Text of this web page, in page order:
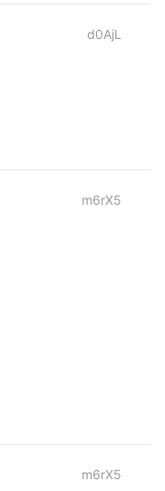
d0AjL
m6rX5
m6rX5